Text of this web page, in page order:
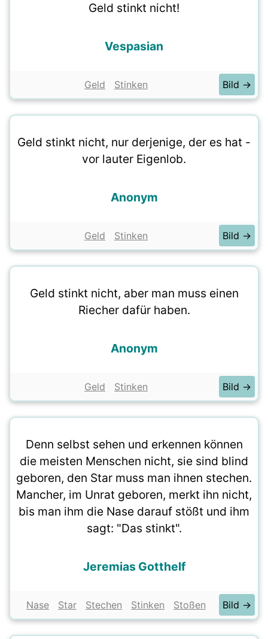
Geld stinkt nicht!
Vespasian
Geld Stinken Bild →
Geld stinkt nicht, nur derjenige, der es hat -
vor lauter Eigenlob.
Anonym
Geld Stinken Bild →
Geld stinkt nicht, aber man muss einen
Riecher dafür haben.
Anonym
Geld Stinken Bild →
Denn selbst sehen und erkennen können
die meisten Menschen nicht, sie sind blind
geboren, den Star muss man ihnen stechen.
Mancher, im Unrat geboren, merkt ihn nicht,
bis man ihm die Nase darauf stößt und ihm
sagt: "Das stinkt".
Jeremias Gotthelf
Nase Star Stechen Stinken Stoßen Bild →